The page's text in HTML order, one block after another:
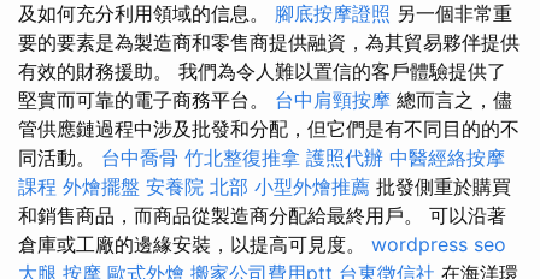
及如何充分利用領域的信息。 腳底按摩證照 另一個非常重
要的要素是為製造商和零售商提供融資，為其貿易夥伴提供
有效的財務援助。 我們為令人難以置信的客戶體驗提供了
堅實而可靠的電子商務平台。 台中肩頸按摩 總而言之，儘
管供應鏈過程中涉及批發和分配，但它們是有不同目的的不
同活動。 台中喬骨 竹北整復推拿 護照代辦 中醫經絡按摩
課程 外燴擺盤 安養院 北部 小型外燴推薦 批發側重於購買
和銷售商品，而商品從製造商分配給最終用戶。 可以沿著
倉庫或工廠的邊緣安裝，以提高可見度。 wordpress seo
大腿 按摩 歐式外燴 搬家公司費用ptt 台東徵信社 在海洋環